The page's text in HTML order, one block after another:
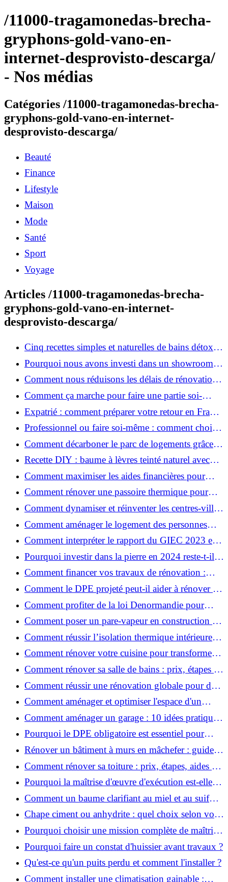
/11000-tragamonedas-brecha-
gryphons-gold-vano-en-
internet-desprovisto-descarga/
- Nos médias
Catégories /11000-tragamonedas-brecha-
gryphons-gold-vano-en-internet-
desprovisto-descarga/
Beauté
Finance
Lifestyle
Maison
Mode
Santé
Sport
Voyage
Articles /11000-tragamonedas-brecha-
gryphons-gold-vano-en-internet-
desprovisto-descarga/
Cinq recettes simples et naturelles de bains détox
maison
Pourquoi nous avons investi dans un showroom-
atelier et ce que cela apporte aux clients
Comment nous réduisons les délais de rénovation à
3 mois au lieu de 6?
Comment ça marche pour faire une partie soi-
même et nous confier le reste ?
Expatrié : comment préparer votre retour en France
et rénover votre bien à distance ?
Professionnel ou faire soi-même : comment choisir
pour votre rénovation ?
Comment décarboner le parc de logements grâce à
la rénovation énergétique ?
Recette DIY : baume à lèvres teinté naturel avec
SPF
Comment maximiser les aides financières pour
votre rénovation ?
Comment rénover une passoire thermique pour
une maison durable ?
Comment dynamiser et réinventer les centres-villes
avec Action Cœur de Ville ?
Comment aménager le logement des personnes
âgées et obtenir des aides financières ?
Comment interpréter le rapport du GIEC 2023 et
en retenir l'essentiel ?
Pourquoi investir dans la pierre en 2024 reste-t-il
un choix sûr ?
Comment financer vos travaux de rénovation :
aides, prêts et solutions pratiques ?
Comment le DPE projeté peut-il aider à rénover et
valoriser votre bien ?
Comment profiter de la loi Denormandie pour
investir dans l'ancien et défiscaliser ?
Comment poser un pare-vapeur en construction et
rénovation : rôle et erreurs à éviter?
Comment réussir l’isolation thermique intérieure
pour une maison économe en énergie ?
Comment rénover votre cuisine pour transformer
votre espace de vie ?
Comment rénover sa salle de bains : prix, étapes et
astuces ?
Comment réussir une rénovation globale pour des
économies et un confort durables?
Comment aménager et optimiser l'espace d'un
studio : 10 astuces pratiques ?
Comment aménager un garage : 10 idées pratiques
et efficaces ?
Pourquoi le DPE obligatoire est essentiel pour
vendre ou louer un bien ?
Rénover un bâtiment à murs en mâchefer : guide
pratique et solutions
Comment rénover sa toiture : prix, étapes, aides et
réglementation ?
Pourquoi la maîtrise d'œuvre d'exécution est-elle
indispensable pour vos chantiers ?
Comment un baume clarifiant au miel et au suif
peut-il purifier la peau ?
Chape ciment ou anhydrite : quel choix selon votre
projet ?
Pourquoi choisir une mission complète de maîtrise
d’œuvre pour réussir vos projets?
Pourquoi faire un constat d'huissier avant travaux ?
Qu'est-ce qu'un puits perdu et comment l'installer ?
Comment installer une climatisation gainable :